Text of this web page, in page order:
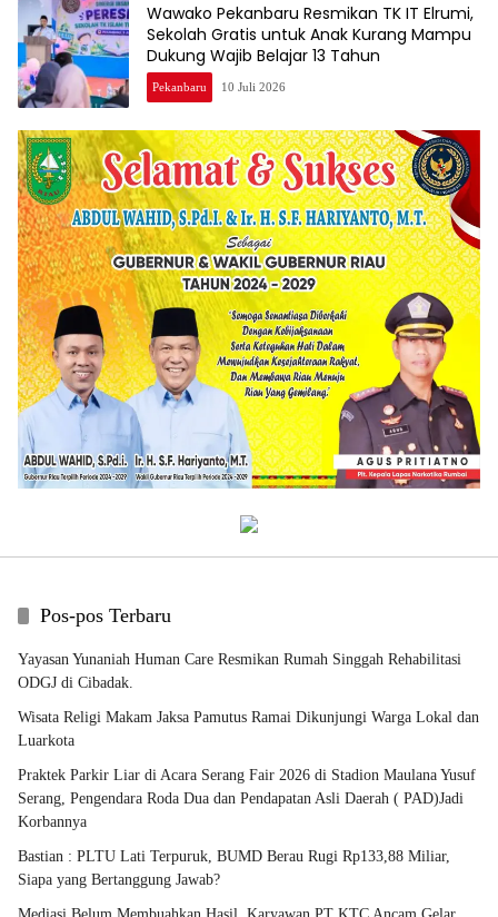
Wawako Pekanbaru Resmikan TK IT Elrumi,
Sekolah Gratis untuk Anak Kurang Mampu
Dukung Wajib Belajar 13 Tahun
Pekanbaru 10 Juli 2026
Pos-pos Terbaru
Yayasan Yunaniah Human Care Resmikan Rumah Singgah Rehabilitasi
ODGJ di Cibadak.
Wisata Religi Makam Jaksa Pamutus Ramai Dikunjungi Warga Lokal dan
Luarkota
Praktek Parkir Liar di Acara Serang Fair 2026 di Stadion Maulana Yusuf
Serang, Pengendara Roda Dua dan Pendapatan Asli Daerah ( PAD)Jadi
Korbannya
Bastian : PLTU Lati Terpuruk, BUMD Berau Rugi Rp133,88 Miliar,
Siapa yang Bertanggung Jawab?